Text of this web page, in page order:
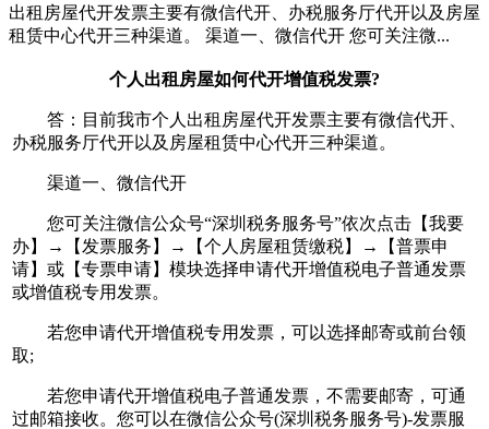
出租房屋代开发票主要有微信代开、办税服务厅代开以及房屋
租赁中心代开三种渠道。 渠道一、微信代开 您可关注微...
个人出租房屋如何代开增值税发票?
答：目前我市个人出租房屋代开发票主要有微信代开、
办税服务厅代开以及房屋租赁中心代开三种渠道。
渠道一、微信代开
您可关注微信公众号“深圳税务服务号”依次点击【我要
办】→【发票服务】→【个人房屋租赁缴税】→【普票申
请】或【专票申请】模块选择申请代开增值税电子普通发票
或增值税专用发票。
若您申请代开增值税专用发票，可以选择邮寄或前台领
取;
若您申请代开增值税电子普通发票，不需要邮寄，可通
过邮箱接收。您可以在微信公众号(深圳税务服务号)-发票服